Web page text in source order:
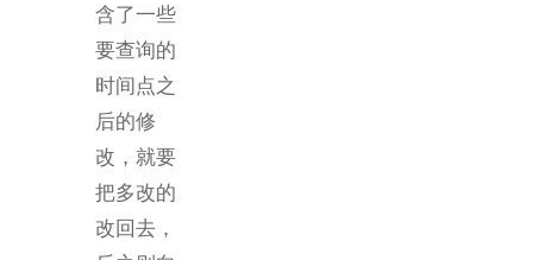
含了一些
要查询的
时间点之
后的修
改，就要
把多改的
改回去，